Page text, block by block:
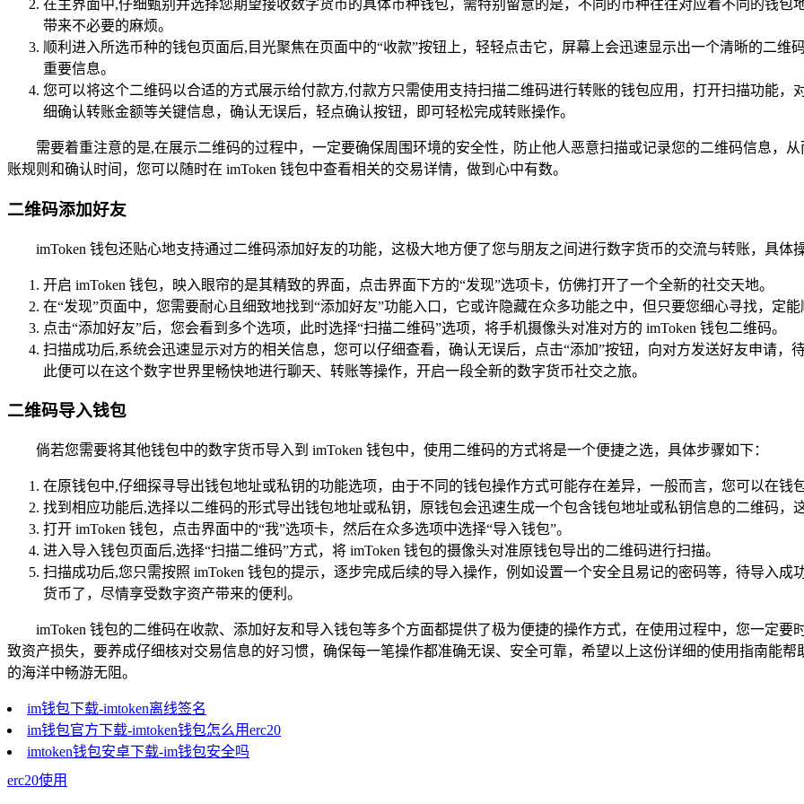
在主界面中,仔细甄别并选择您期望接收数字货币的具体币种钱包，需特别留意的是，不同的币种往往对应着不同的钱
带来不必要的麻烦。
顺利进入所选币种的钱包页面后,目光聚焦在页面中的“收款”按钮上，轻轻点击它，屏幕上会迅速显示出一个清晰的二
重要信息。
您可以将这个二维码以合适的方式展示给付款方,付款方只需使用支持扫描二维码进行转账的钱包应用，打开扫描功能
细确认转账金额等关键信息，确认无误后，轻点确认按钮，即可轻松完成转账操作。
需要着重注意的是,在展示二维码的过程中，一定要确保周围环境的安全性，防止他人恶意扫描或记录您的二维码信息，
账规则和确认时间，您可以随时在 imToken 钱包中查看相关的交易详情，做到心中有数。
二维码添加好友
imToken 钱包还贴心地支持通过二维码添加好友的功能，这极大地方便了您与朋友之间进行数字货币的交流与转账，具体
开启 imToken 钱包，映入眼帘的是其精致的界面，点击界面下方的“发现”选项卡，仿佛打开了一个全新的社交天地。
在“发现”页面中，您需要耐心且细致地找到“添加好友”功能入口，它或许隐藏在众多功能之中，但只要您细心寻找，定
点击“添加好友”后，您会看到多个选项，此时选择“扫描二维码”选项，将手机摄像头对准对方的 imToken 钱包二维码。
扫描成功后,系统会迅速显示对方的相关信息，您可以仔细查看，确认无误后，点击“添加”按钮，向对方发送好友申请，
此便可以在这个数字世界里畅快地进行聊天、转账等操作，开启一段全新的数字货币社交之旅。
二维码导入钱包
倘若您需要将其他钱包中的数字货币导入到 imToken 钱包中，使用二维码的方式将是一个便捷之选，具体步骤如下：
在原钱包中,仔细探寻导出钱包地址或私钥的功能选项，由于不同的钱包操作方式可能存在差异，一般而言，您可以在钱
找到相应功能后,选择以二维码的形式导出钱包地址或私钥，原钱包会迅速生成一个包含钱包地址或私钥信息的二维码，
打开 imToken 钱包，点击界面中的“我”选项卡，然后在众多选项中选择“导入钱包”。
进入导入钱包页面后,选择“扫描二维码”方式，将 imToken 钱包的摄像头对准原钱包导出的二维码进行扫描。
扫描成功后,您只需按照 imToken 钱包的提示，逐步完成后续的导入操作，例如设置一个安全且易记的密码等，待导入成
货币了，尽情享受数字资产带来的便利。
imToken 钱包的二维码在收款、添加好友和导入钱包等多个方面都提供了极为便捷的操作方式，在使用过程中，您一定
致资产损失，要养成仔细核对交易信息的好习惯，确保每一笔操作都准确无误、安全可靠，希望以上这份详细的使用指南能
的海洋中畅游无阻。
im钱包下载-imtoken离线签名
im钱包官方下载-imtoken钱包怎么用erc20
imtoken钱包安卓下载-im钱包安全吗
erc20使用